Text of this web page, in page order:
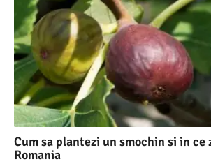
Cum sa plantezi un smochin si in ce
Romania